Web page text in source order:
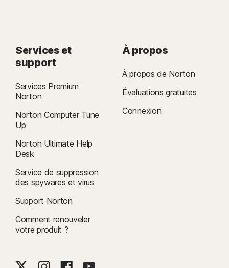
Services et
support
Services Premium
Norton
Norton Computer Tune
Up
Norton Ultimate Help
Desk
Service de suppression
des spywares et virus
Support Norton
Comment renouveler
votre produit ?
À propos
À propos de Norton
Évaluations gratuites
Connexion